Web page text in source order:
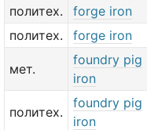
политех.
forge iron
политех.
forge iron
мет.
foundry pig
iron
политех.
foundry pig
iron